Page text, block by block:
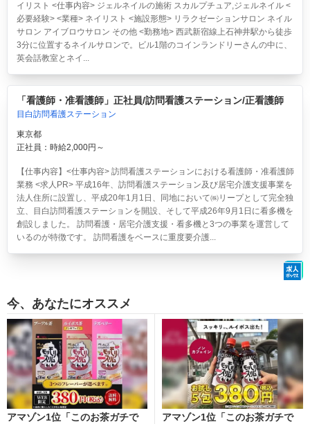
イリスト <仕事内容> ジェルネイルの施術 スカルプチュア,ジェルネイル <
必要経験> <業種> ネイリスト <施設形態> リラクゼーションサロン ネイル
サロン アイブロウサロン その他 <勤務地> 西武新宿線上石神井駅から徒歩
3分に位置するネイルサロンで。ビル1階のコインランドリーさんの中に、
英会話教室とネイ...
「看護師・准看護師」正社員/訪問看護ステーション/正看護師
目白訪問看護ステーション
東京都
正社員：時給2,000円～
【仕事内容】<仕事内容> 訪問看護ステーションにおける看護師・准看護師
業務 <求人PR> 平成16年、訪問看護ステーション及び居宅介護支援事業を
法人住所に設置し、平成20年1月1日、同地において㈱リープとして完全独
立、目白訪問看護ステーションを開設、そして平成26年9月1日に看多機を
創設しました。 訪問看護・居宅介護支援・看多機と3つの事業を運営して
いるのが特徴です。 訪問看護をベースに重度要介護...
今、あなたにオススメ
アマゾン1位「このお茶ガチで
アマゾン1位「このお茶ガチで